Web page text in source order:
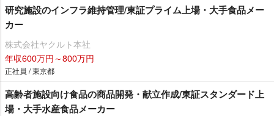
研究施設のインフラ維持管理/東証プライム上場・大手食品メー
カー
株式会社ヤクルト本社
年収600万円～800万円
正社員 / 東京都
高齢者施設向け食品の商品開発・献立作成/東証スタンダード上
場・大手水産食品メーカー